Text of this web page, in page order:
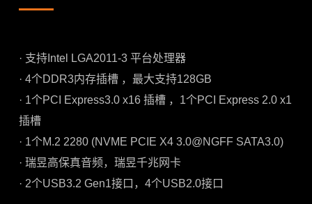
· 支持Intel LGA2011-3 平台处理器
· 4个DDR3内存插槽 ，最大支持128GB
· 1个PCI Express3.0 x16 插槽 ，1个PCI Express 2.0 x1
插槽
· 1个M.2 2280 (NVME PCIE X4 3.0@NGFF SATA3.0)
· 瑞昱高保真音频，瑞昱千兆网卡
· 2个USB3.2 Gen1接口，4个USB2.0接口